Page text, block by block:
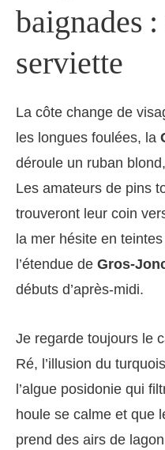
baignades
serviette
La côte change de
les longues foulées, la
déroule un ruban
Les amateurs de pins
trouveront leur coin
la mer hésite en
l’étendue de Gros-
débuts d’après-midi.
Je regarde toujours le
Ré, l’illusion du
l’algue posidonie qui
houle se calme et que
prend des airs de